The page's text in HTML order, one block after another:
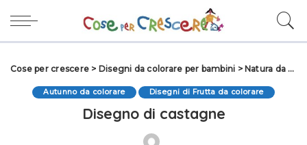
Cose per crescere > Disegni da colorare per bambini > Natura da colorare
Autunno da colorare Disegni di Frutta da colorare
Disegno di castagne